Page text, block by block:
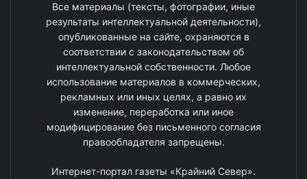
Все материалы (тексты, фотографии, иные
результаты интеллектуальной деятельности),
опубликованные на сайте, охраняются в
соответствии с законодательством об
интеллектуальной собственности. Любое
использование материалов в коммерческих,
рекламных или иных целях, а равно их
изменение, переработка или иное
модифицирование без письменного согласия
правообладателя запрещены.
Интернет-портал газеты «Крайний Север».